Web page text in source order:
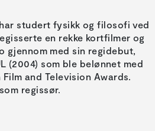
studert fysikk og filosofi ved
en rekke kortfilmer og
gjennom med sin regidebut,
(2004) som ble belønnet med
and Television Awards.
regissør.